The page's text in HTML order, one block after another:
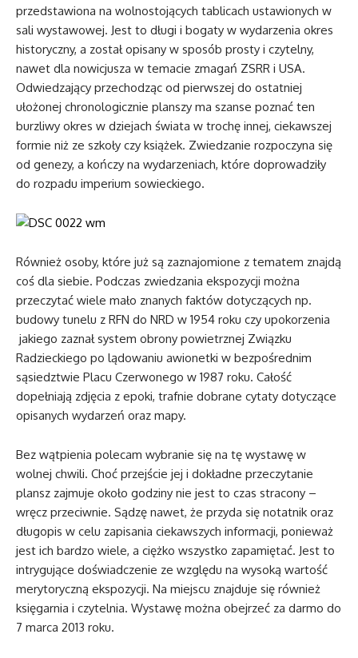
przedstawiona na wolnostojących tablicach ustawionych w
sali wystawowej. Jest to długi i bogaty w wydarzenia okres
historyczny, a został opisany w sposób prosty i czytelny,
nawet dla nowicjusza w temacie zmagań ZSRR i USA.
Odwiedzający przechodząc od pierwszej do ostatniej
ułożonej chronologicznie planszy ma szanse poznać ten
burzliwy okres w dziejach świata w trochę innej, ciekawszej
formie niż ze szkoły czy książek. Zwiedzanie rozpoczyna się
od genezy, a kończy na wydarzeniach, które doprowadziły
do rozpadu imperium sowieckiego.
Również osoby, które już są zaznajomione z tematem znajdą
coś dla siebie. Podczas zwiedzania ekspozycji można
przeczytać wiele mało znanych faktów dotyczących np.
budowy tunelu z RFN do NRD w 1954 roku czy upokorzenia
jakiego zaznał system obrony powietrznej Związku
Radzieckiego po lądowaniu awionetki w bezpośrednim
sąsiedztwie Placu Czerwonego w 1987 roku. Całość
dopełniają zdjęcia z epoki, trafnie dobrane cytaty dotyczące
opisanych wydarzeń oraz mapy.
Bez wątpienia polecam wybranie się na tę wystawę w
wolnej chwili. Choć przejście jej i dokładne przeczytanie
plansz zajmuje około godziny nie jest to czas stracony –
wręcz przeciwnie. Sądzę nawet, że przyda się notatnik oraz
długopis w celu zapisania ciekawszych informacji, ponieważ
jest ich bardzo wiele, a ciężko wszystko zapamiętać. Jest to
intrygujące doświadczenie ze względu na wysoką wartość
merytoryczną ekspozycji. Na miejscu znajduje się również
księgarnia i czytelnia. Wystawę można obejrzeć za darmo do
7 marca 2013 roku.